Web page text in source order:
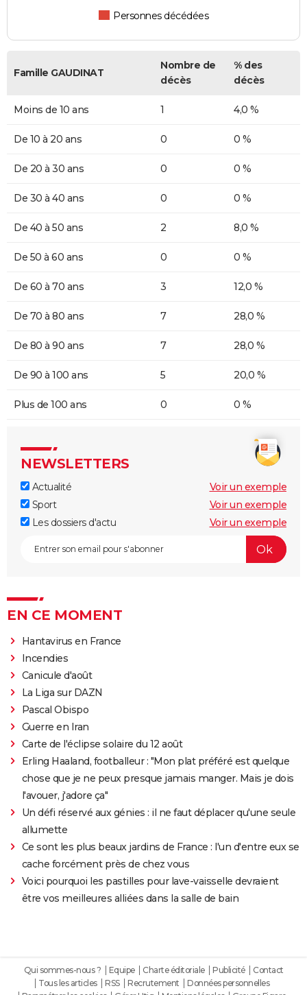
Personnes décédées
Famille GAUDINAT
Nombre de
décès
% des
décès
Moins de 10 ans 1 4,0 %
De 10 à 20 ans 0 0 %
De 20 à 30 ans 0 0 %
De 30 à 40 ans 0 0 %
De 40 à 50 ans 2 8,0 %
De 50 à 60 ans 0 0 %
De 60 à 70 ans 3 12,0 %
De 70 à 80 ans 7 28,0 %
De 80 à 90 ans 7 28,0 %
De 90 à 100 ans 5 20,0 %
Plus de 100 ans 0 0 %
NEWSLETTERS
Actualité
Voir un exemple
Sport
Voir un exemple
Les dossiers d'actu
Voir un exemple
EN CE MOMENT
Hantavirus en France
Incendies
Canicule d'août
La Liga sur DAZN
Pascal Obispo
Guerre en Iran
Carte de l'éclipse solaire du 12 août
Erling Haaland, footballeur : "Mon plat préféré est quelque
chose que je ne peux presque jamais manger. Mais je dois
l'avouer, j'adore ça"
Un défi réservé aux génies : il ne faut déplacer qu'une seule
allumette
Ce sont les plus beaux jardins de France : l'un d'entre eux se
cache forcément près de chez vous
Voici pourquoi les pastilles pour lave-vaisselle devraient
être vos meilleures alliées dans la salle de bain
Qui sommes-nous ? Equipe Charte éditoriale Publicité
Contact
Tous les articles
RSS Recrutement
Données personnelles